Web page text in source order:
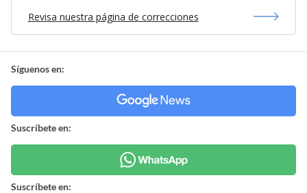
Revisa nuestra página de correcciones
Síguenos en:
Suscríbete en:
Suscríbete en: